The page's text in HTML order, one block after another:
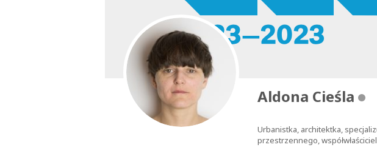
Aldona Cieśla
Urbanistka, architektka,
przestrzennego,